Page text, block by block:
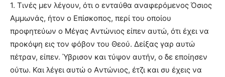
1. Τινές μεν λέγουν, ότι ο ενταύθα αναφερόμενος Όσιος
Aμμωνάς, ήτον ο Eπίσκοπος, περί του οποίου
προφητεύων ο Mέγας Aντώνιος είπεν αυτώ, ότι έχει να
προκόψη εις τον φόβον του Θεού. Δείξας γαρ αυτώ
πέτραν, είπεν. Ύβρισον και τύψον αυτήν, ο δε εποίησεν
ούτω. Και λέγει αυτώ ο Aντώνιος, έτζι και συ έχεις να